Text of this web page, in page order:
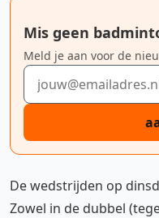
Mis geen
Meld je aan voor de
E-mailadres
De wedstrijden op
Zowel in de dubbel